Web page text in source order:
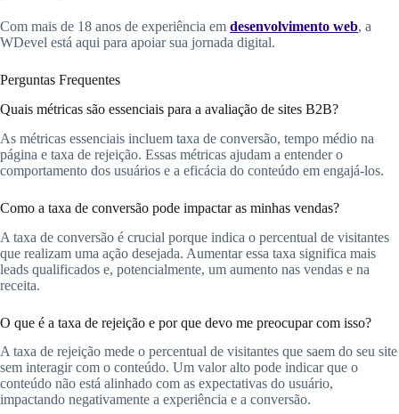
Com mais de 18 anos de experiência em desenvolvimento web, a
WDevel está aqui para apoiar sua jornada digital.
Perguntas Frequentes
Quais métricas são essenciais para a avaliação de sites B2B?
As métricas essenciais incluem taxa de conversão, tempo médio na
página e taxa de rejeição. Essas métricas ajudam a entender o
comportamento dos usuários e a eficácia do conteúdo em engajá-los.
Como a taxa de conversão pode impactar as minhas vendas?
A taxa de conversão é crucial porque indica o percentual de visitantes
que realizam uma ação desejada. Aumentar essa taxa significa mais
leads qualificados e, potencialmente, um aumento nas vendas e na
receita.
O que é a taxa de rejeição e por que devo me preocupar com isso?
A taxa de rejeição mede o percentual de visitantes que saem do seu site
sem interagir com o conteúdo. Um valor alto pode indicar que o
conteúdo não está alinhado com as expectativas do usuário,
impactando negativamente a experiência e a conversão.